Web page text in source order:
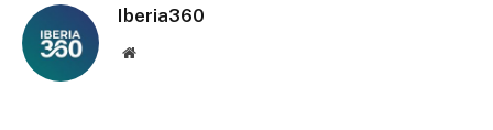
Iberia360
Website